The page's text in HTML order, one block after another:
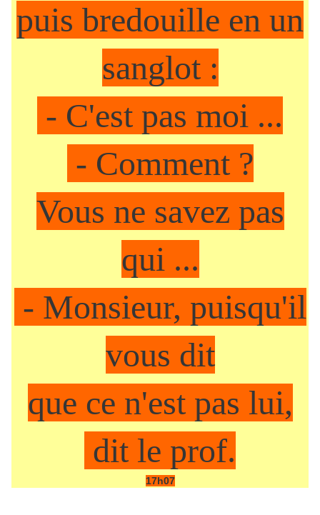
puis bredouille en un
sanglot :
- C'est pas moi ...
- Comment ?
Vous ne savez pas
qui ...
- Monsieur, puisqu'il
vous dit
que ce n'est pas lui,
dit le prof.
17h07